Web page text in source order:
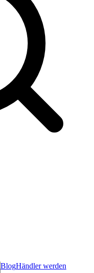
BlogHändler werden